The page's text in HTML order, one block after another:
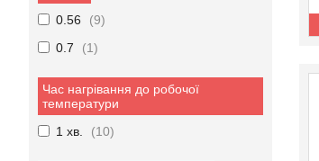
0.56
9
0.7
1
Час нагрівання до робочої
температури
1 хв.
10